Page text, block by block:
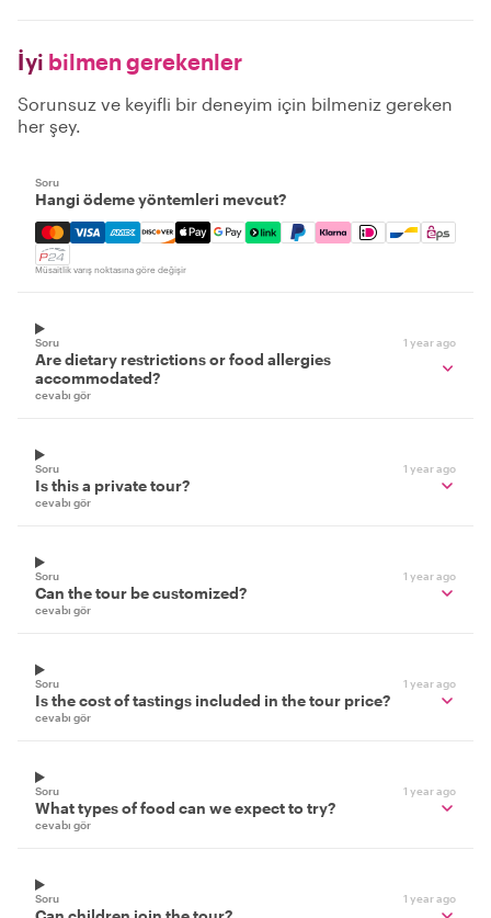
İyi bilmen gerekenler
Sorunsuz ve keyifli bir deneyim için bilmeniz gereken
her şey.
Soru
Hangi ödeme yöntemleri mevcut?
Mastercard, Visa, Amex, Discover, Apple Pay, Google
Müsaitlik varış noktasına göre değişir
Soru 1 year ago
Are dietary restrictions or food allergies
accommodated?
cevabı gör
Soru 1 year ago
Is this a private tour?
cevabı gör
Soru 1 year ago
Can the tour be customized?
cevabı gör
Soru 1 year ago
Is the cost of tastings included in the tour price?
cevabı gör
Soru 1 year ago
What types of food can we expect to try?
cevabı gör
Soru 1 year ago